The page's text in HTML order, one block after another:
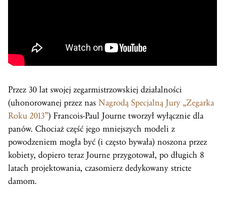
Przez 30 lat swojej zegarmistrzowskiej działalności
(uhonorowanej przez nas Nagrodą Specjalną Jury „Zegarka
Roku 2013”) Francois-Paul Journe tworzył wyłącznie dla
panów. Chociaż część jego mniejszych modeli z
powodzeniem mogła być (i często bywała) noszona przez
kobiety, dopiero teraz Journe przygotował, po długich 8
latach projektowania, czasomierz dedykowany stricte
damom.